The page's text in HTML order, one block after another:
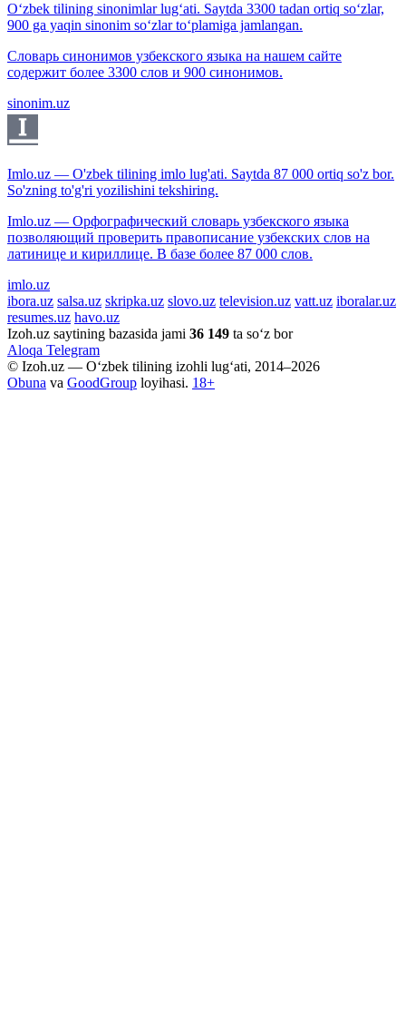
O‘zbek tilining sinonimlar lug‘ati. Saytda 3300 tadan ortiq so‘zlar,
900 ga yaqin sinonim so‘zlar to‘plamiga jamlangan.
Словарь синонимов узбекского языка на нашем сайте
содержит более 3300 слов и 900 синонимов.
sinonim.uz
Imlo.uz — O'zbek tilining imlo lug'ati. Saytda 87 000 ortiq so'z bor.
So'zning to'g'ri yozilishini tekshiring.
Imlo.uz — Орфографический словарь узбекского языка
позволяющий проверить правописание узбекских слов на
латинице и кириллице. В базе более 87 000 слов.
imlo.uz
ibora.uz salsa.uz skripka.uz slovo.uz television.uz vatt.uz iboralar.uz
resumes.uz havo.uz
Izoh.uz saytining bazasida jami 36 149 ta so‘z bor
Aloqa Telegram
© Izoh.uz — O‘zbek tilining izohli lug‘ati, 2014–2026
Obuna va GoodGroup loyihasi. 18+